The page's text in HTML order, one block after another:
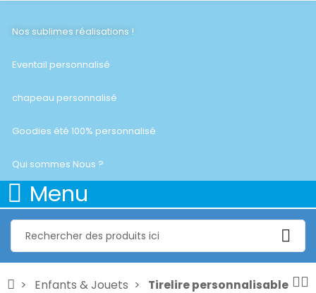
Nos sublimes réalisations !
Eventail personnalisé
chapeau personnalisé
Goodies été 100% personnalisé
Qui sommes Nous ?
Menu
Enfants & Jouets Tirelire personnalisable